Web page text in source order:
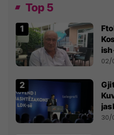
Top 5
02/
së
30/